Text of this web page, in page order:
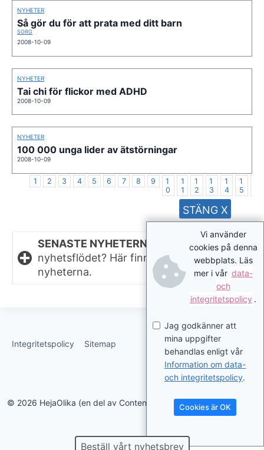
NYHETER
Så gör du för att prata med ditt barn
SORG
2008-10-09
NYHETER
Tai chi för flickor med ADHD
2008-10-09
NYHETER
100 000 unga lider av ätstörningar
2008-10-09
1 2 3 4 5 6 7 8 9
1
0
1
1
1
2
1
3
1
4
1
5
SENASTE NYHETERNA.
Missat något i
nyhetsflödet? Här finns de senaste
nyheterna.
Integritetspolicy Sitemap
© 2026 HejaOlika (en del av Contentverkstan.se)
Beställ vårt nyhetsbrev
Vi använder
cookies på denna
webbplats. Läs
mer i vår data-
och
integritetspolicy .
Jag godkänner att
mina uppgifter
behandlas enligt vår
Information om data-
och integritetspolicy.
Cookies är OK
STÄNG X